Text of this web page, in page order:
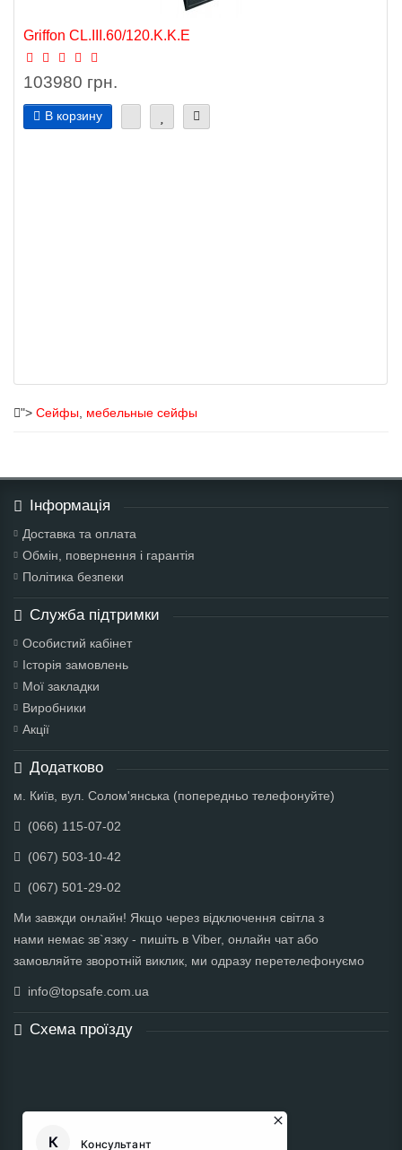
Griffon CL.III.60/120.K.K.Е
103980 грн.
В корзину
"> Сейфы мебельные сейфы
Інформація
Доставка та оплата
Обмін, повернення і гарантія
Політика безпеки
Служба підтримки
Особистий кабінет
Історія замовлень
Мої закладки
Виробники
Акції
Додатково
м. Київ, вул. Солом'янська (попередньо телефонуйте)
(066) 115-07-02
(067) 503-10-42
(067) 501-29-02
Ми завжди онлайн! Якщо через відключення світла з
нами немає зв`язку - пишіть в Viber, онлайн чат або
замовляйте зворотній виклик, ми одразу перетелефонуємо
info@topsafe.com.ua
Схема проїзду